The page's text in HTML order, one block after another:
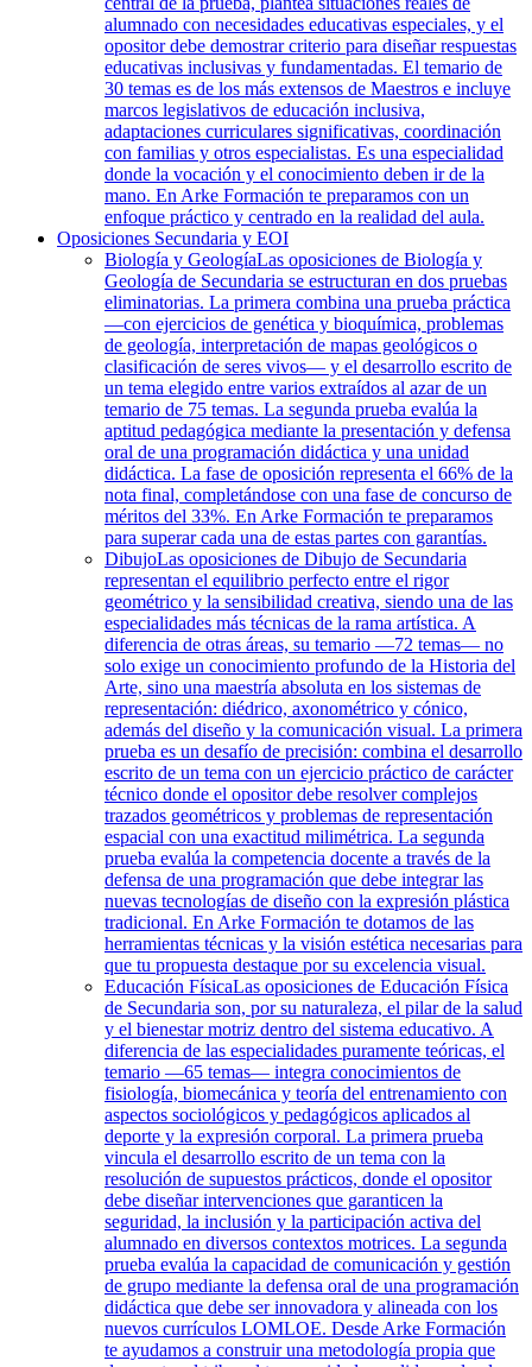
alumnado con necesidades educativas especiales, y el
opositor debe demostrar criterio para diseñar respuestas
educativas inclusivas y fundamentadas. El temario de
30 temas es de los más extensos de Maestros e incluye
marcos legislativos de educación inclusiva,
adaptaciones curriculares significativas, coordinación
con familias y otros especialistas. Es una especialidad
donde la vocación y el conocimiento deben ir de la
mano. En Arke Formación te preparamos con un
enfoque práctico y centrado en la realidad del aula.
Oposiciones Secundaria y EOI
Biología y GeologíaLas oposiciones de Biología y
Geología de Secundaria se estructuran en dos pruebas
eliminatorias. La primera combina una prueba práctica
—con ejercicios de genética y bioquímica, problemas
de geología, interpretación de mapas geológicos o
clasificación de seres vivos— y el desarrollo escrito de
un tema elegido entre varios extraídos al azar de un
temario de 75 temas. La segunda prueba evalúa la
aptitud pedagógica mediante la presentación y defensa
oral de una programación didáctica y una unidad
didáctica. La fase de oposición representa el 66% de la
nota final, completándose con una fase de concurso de
méritos del 33%. En Arke Formación te preparamos
para superar cada una de estas partes con garantías.
DibujoLas oposiciones de Dibujo de Secundaria
representan el equilibrio perfecto entre el rigor
geométrico y la sensibilidad creativa, siendo una de las
especialidades más técnicas de la rama artística. A
diferencia de otras áreas, su temario —72 temas— no
solo exige un conocimiento profundo de la Historia del
Arte, sino una maestría absoluta en los sistemas de
representación: diédrico, axonométrico y cónico,
además del diseño y la comunicación visual. La primera
prueba es un desafío de precisión: combina el desarrollo
escrito de un tema con un ejercicio práctico de carácter
técnico donde el opositor debe resolver complejos
trazados geométricos y problemas de representación
espacial con una exactitud milimétrica. La segunda
prueba evalúa la competencia docente a través de la
defensa de una programación que debe integrar las
nuevas tecnologías de diseño con la expresión plástica
tradicional. En Arke Formación te dotamos de las
herramientas técnicas y la visión estética necesarias para
que tu propuesta destaque por su excelencia visual.
Educación FísicaLas oposiciones de Educación Física
de Secundaria son, por su naturaleza, el pilar de la salud
y el bienestar motriz dentro del sistema educativo. A
diferencia de las especialidades puramente teóricas, el
temario —65 temas— integra conocimientos de
fisiología, biomecánica y teoría del entrenamiento con
aspectos sociológicos y pedagógicos aplicados al
deporte y la expresión corporal. La primera prueba
vincula el desarrollo escrito de un tema con la
resolución de supuestos prácticos, donde el opositor
debe diseñar intervenciones que garanticen la
seguridad, la inclusión y la participación activa del
alumnado en diversos contextos motrices. La segunda
prueba evalúa la capacidad de comunicación y gestión
de grupo mediante la defensa oral de una programación
didáctica que debe ser innovadora y alineada con los
nuevos currículos LOMLOE. Desde Arke Formación
te ayudamos a construir una metodología propia que